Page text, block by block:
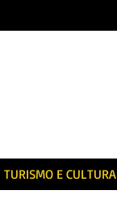
TURISMO E CULTURA